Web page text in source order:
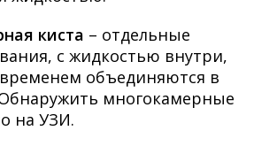
киста – отдельные
с жидкостью внутри,
объединяются в
многокамерные
на УЗИ.